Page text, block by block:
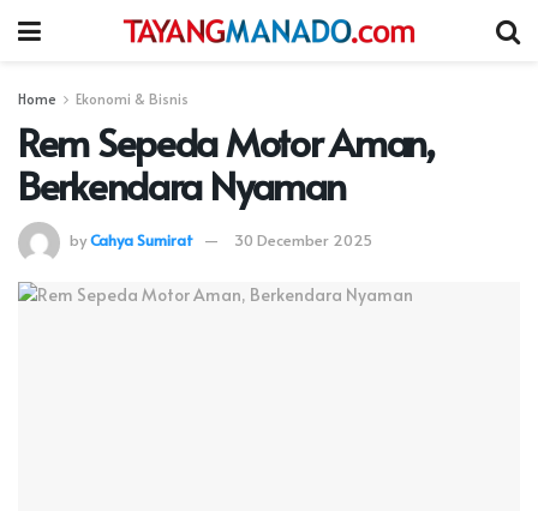
Home Ekonomi & Bisnis
Rem Sepeda Motor Aman,
Berkendara Nyaman
byCahya Sumirat 30 December 2025